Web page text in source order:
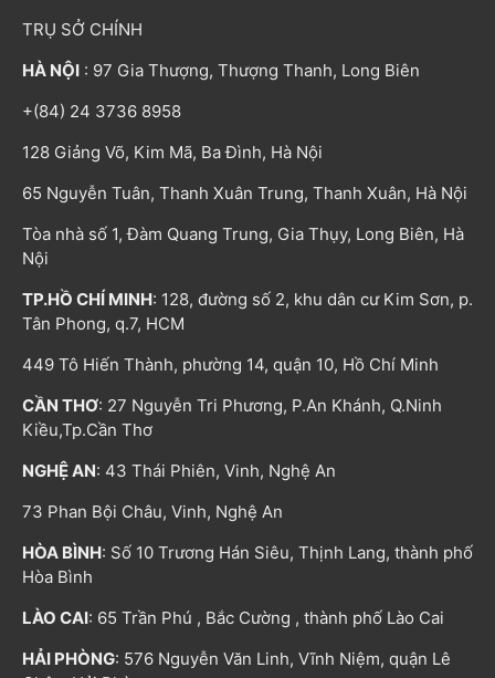
TRỤ SỞ CHÍNH
HÀ NỘI : 97 Gia Thượng, Thượng Thanh, Long Biên
+(84) 24 3736 8958
128 Giảng Võ, Kim Mã, Ba Đình, Hà Nội
65 Nguyễn Tuân, Thanh Xuân Trung, Thanh Xuân, Hà Nội
Tòa nhà số 1, Đàm Quang Trung, Gia Thụy, Long Biên, Hà
Nội
TP.HỒ CHÍ MINH: 128, đường số 2, khu dân cư Kim Sơn, p.
Tân Phong, q.7, HCM
449 Tô Hiến Thành, phường 14, quận 10, Hồ Chí Minh
CẦN THƠ: 27 Nguyễn Tri Phương, P.An Khánh, Q.Ninh
Kiều,Tp.Cần Thơ
NGHỆ AN: 43 Thái Phiên, Vinh, Nghệ An
73 Phan Bội Châu, Vinh, Nghệ An
HÒA BÌNH: Số 10 Trương Hán Siêu, Thịnh Lang, thành phố
Hòa Bình
LÀO CAI: 65 Trần Phú , Bắc Cường , thành phố Lào Cai
HẢI PHÒNG: 576 Nguyễn Văn Linh, Vĩnh Niệm, quận Lê